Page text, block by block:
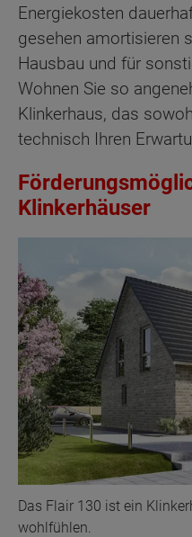
Energiekosten
gesehen amortisieren
Hausbau und für
Wohnen Sie so
Klinkerhaus, das
technisch Ihren
Klinkerhäuser
Das Flair 130 ist ein
wohlfühlen.